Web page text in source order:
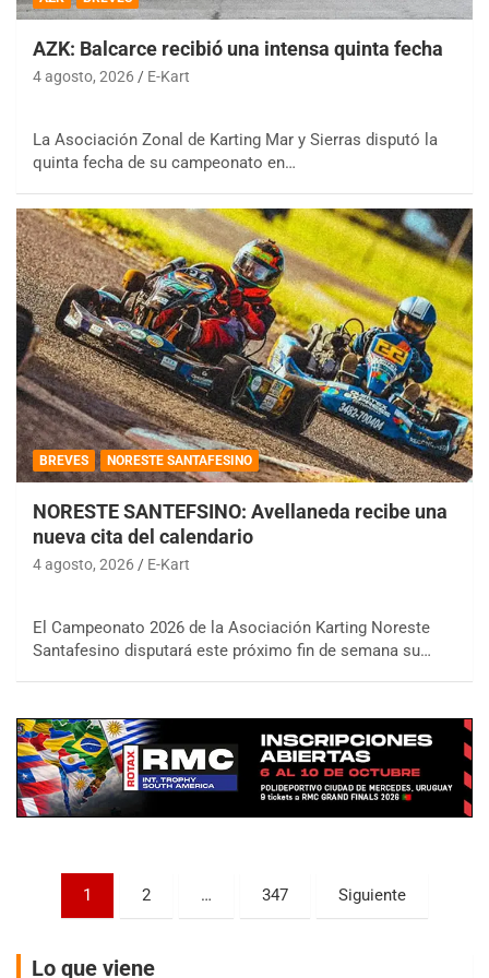
AZK: Balcarce recibió una intensa quinta fecha
4 agosto, 2026 E-Kart
La Asociación Zonal de Karting Mar y Sierras disputó la
quinta fecha de su campeonato en…
BREVES NORESTE SANTAFESINO
NORESTE SANTEFSINO: Avellaneda recibe una
nueva cita del calendario
4 agosto, 2026 E-Kart
El Campeonato 2026 de la Asociación Karting Noreste
Santafesino disputará este próximo fin de semana su…
Paginación
entradas
1 2 … 347 Siguiente
Lo que viene
COBERTURA ESPECIAL DE E-KART.COM.AR
08/09-AGO
IAME SERIES ARGENTINA 6
Baradero (Buenos Aires)
KDO - F6
Ciudad de Trenque Lauquen (Asfalto)
Trenque Lauquen (Buenos Aires)
Parque de la Velocidad (Asfalto)
Villaguay (Entre Ríos)
El Cerro (Tierra)